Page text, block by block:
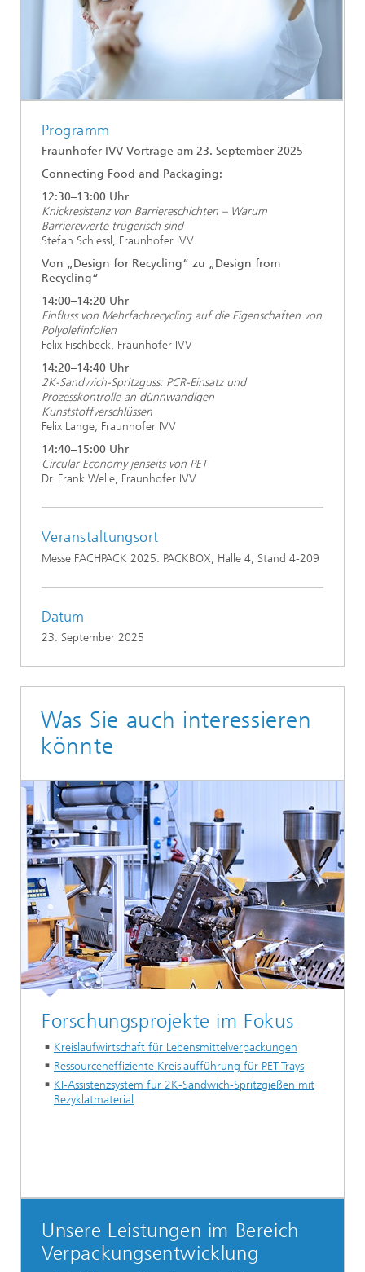
Programm
Fraunhofer IVV Vorträge am 23. September 2025
Connecting Food and Packaging:
12:30–13:00 Uhr
Knickresistenz von Barriereschichten – Warum
Barrierewerte trügerisch sind
Stefan Schiessl, Fraunhofer IVV
Von „Design for Recycling“ zu „Design from
Recycling“
14:00–14:20 Uhr
Einfluss von Mehrfachrecycling auf die Eigenschaften von
Polyolefinfolien
Felix Fischbeck, Fraunhofer IVV
14:20–14:40 Uhr
2K-Sandwich-Spritzguss: PCR-Einsatz und
Prozesskontrolle an dünnwandigen
Kunststoffverschlüssen
Felix Lange, Fraunhofer IVV
14:40–15:00 Uhr
Circular Economy jenseits von PET
Dr. Frank Welle, Fraunhofer IVV
Veranstaltungsort
Messe FACHPACK 2025: PACKBOX, Halle 4, Stand 4-209
Datum
23. September 2025
Was Sie auch interessieren
könnte
Forschungsprojekte im Fokus
Kreislaufwirtschaft für Lebensmittelverpackungen
Ressourceneffiziente Kreislaufführung für PET-Trays
KI-Assistenzsystem für 2K-Sandwich-Spritzgießen mit
Rezyklatmaterial
Unsere Leistungen im Bereich
Verpackungsentwicklung